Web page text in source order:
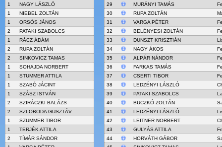
1
NAGY LÁSZLÓ
1
NIEBEL ZOLTÁN
1
ORSÓS JÁNOS
2
PATAKI SZABOLCS
1
RÁCZ ÁDÁM
2
RUPA ZOLTÁN
2
SINKOVICZ TAMAS
1
SOHAJDA NORBERT
1
STUMMER ATTILA
1
SZABÓ JÁCINT
1
SZÁSZ ISTVÁN
2
SZIRÁCZKI BALÁZS
2
SZLOBODA GUSZTÁV
1
SZUMMER TIBOR
1
TERJÉK ATTILA
2
TÍMÁR SÁNDOR
29
MURÁNYI TAMÁS
30
RUPA ZOLTÁN
31
VARGA PÉTER
32
BELÉNYESI ZOLTÁN
33
DUNSZT KRISZTIÁN
34
NAGY ÁKOS
35
ALPÁR NÁNDOR
36
FARKAS TAMÁS
37
CSERTI TIBOR
38
LEDZÉNYI LÁSZLÓ
39
PATAKI SZABOLCS
40
BUCZKÓ ZOLTÁN
41
LEDZÉNYI LÁSZLÓ
42
LEITNER NORBERT
43
GULYÁS ATTILA
44
HORVÁTH GÁBOR